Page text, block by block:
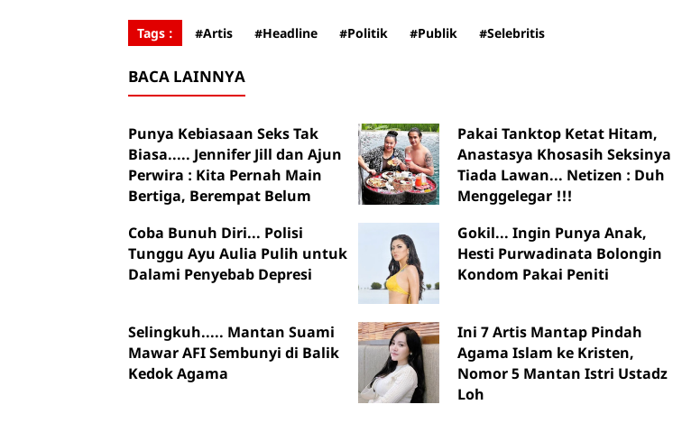
Tags : #Artis #Headline #Politik #Publik #Selebritis
BACA LAINNYA
Punya Kebiasaan Seks Tak
Biasa..... Jennifer Jill dan Ajun
Perwira : Kita Pernah Main
Bertiga, Berempat Belum
Pakai Tanktop Ketat Hitam,
Anastasya Khosasih Seksinya
Tiada Lawan... Netizen : Duh
Menggelegar !!!
Coba Bunuh Diri... Polisi
Tunggu Ayu Aulia Pulih untuk
Dalami Penyebab Depresi
Gokil... Ingin Punya Anak,
Hesti Purwadinata Bolongin
Kondom Pakai Peniti
Selingkuh..... Mantan Suami
Mawar AFI Sembunyi di Balik
Kedok Agama
Ini 7 Artis Mantap Pindah
Agama Islam ke Kristen,
Nomor 5 Mantan Istri Ustadz
Loh